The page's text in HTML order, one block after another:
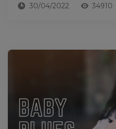
30/04/2022 34910